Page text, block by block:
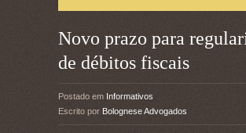
Novo prazo para
de débitos fiscais
Postado em Informativos
Escrito por Bolognese Advogados